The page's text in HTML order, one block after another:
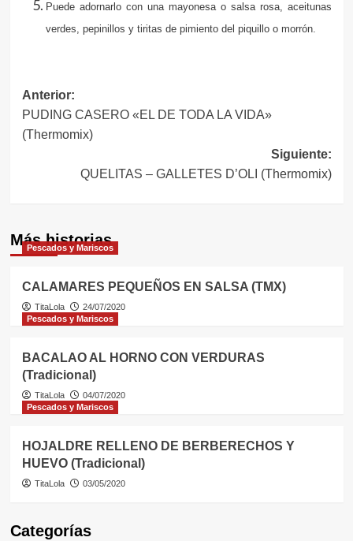
Puede adornarlo con una mayonesa o salsa rosa, aceitunas
verdes, pepinillos y tiritas de pimiento del piquillo o morrón.
Navegación
de
entradas
Anterior:
PUDING CASERO «EL DE TODA LA VIDA»
(Thermomix)
Siguiente:
QUELITAS – GALLETES D’OLI (Thermomix)
Más historias
Pescados y Mariscos
CALAMARES PEQUEÑOS EN SALSA (TMX)
TitaLola
24/07/2020
Pescados y Mariscos
BACALAO AL HORNO CON VERDURAS
(Tradicional)
TitaLola
04/07/2020
Pescados y Mariscos
HOJALDRE RELLENO DE BERBERECHOS Y
HUEVO (Tradicional)
TitaLola 03/05/2020
Categorías